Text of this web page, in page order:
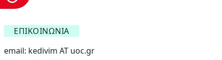
ΕΠΙΚΟΙΝΩΝΊΑ
email: kedivim AT uoc.gr